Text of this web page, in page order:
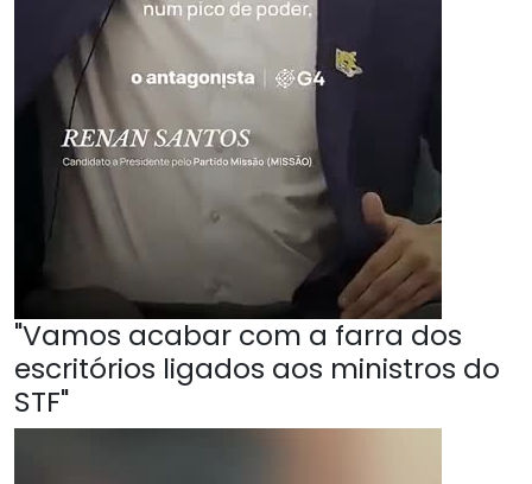
"Vamos acabar com a farra dos
escritórios ligados aos ministros do
STF"